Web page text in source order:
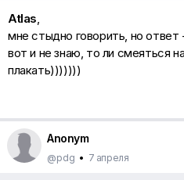
Atlas,
мне стыдно говорить, но
вот и не знаю, то ли смеяться
плакать)))))))
Anonym
@pdg • 7 апреля